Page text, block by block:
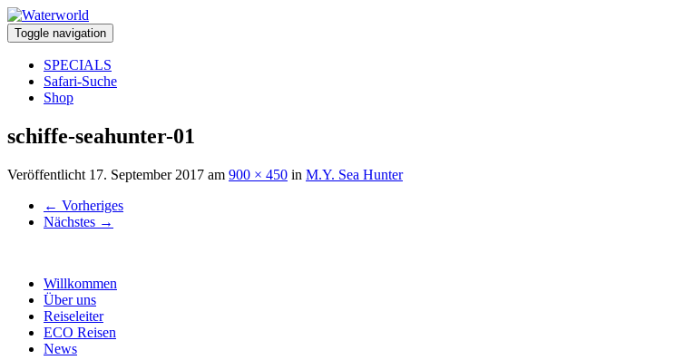
Toggle navigation
SPECIALS
Safari-Suche
Shop
schiffe-seahunter-01
Veröffentlicht 17. September 2017 am 900 × 450 in M.Y. Sea Hunter
← Vorheriges
Nächstes →
Willkommen
Über uns
Reiseleiter
ECO Reisen
News